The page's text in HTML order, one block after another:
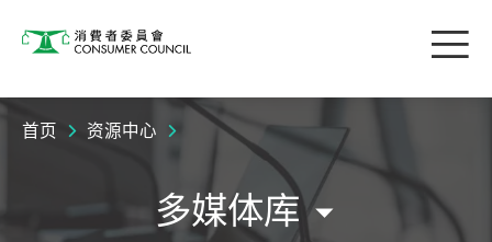
消费者委员会 目
首页 资源中心
多媒体库